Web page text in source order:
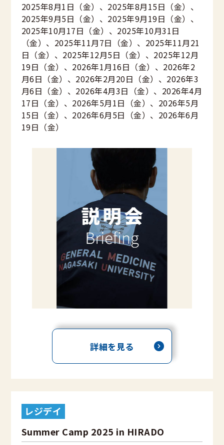
2025年8月1日（金）、2025年8月15日（金）、
2025年9月5日（金）、2025年9月19日（金）、
2025年10月17日（金）、2025年10月31日
（金）、2025年11月7日（金）、2025年11月21
日（金）、2025年12月5日（金）、2025年12月
19日（金）、2026年1月16日（金）、2026年2
月6日（金）、2026年2月20日（金）、2026年3
月6日（金）、2026年4月3日（金）、2026年4月
17日（金）、2026年5月1日（金）、2026年5月
15日（金）、2026年6月5日（金）、2026年6月
19日（金）
詳細を見る
レジデイ
Summer Camp 2025 in HIRADO